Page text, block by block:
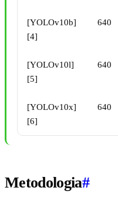
[YOLOv10b]
[4]
640
[YOLOv10l]
[5]
640
[YOLOv10x]
[6]
640
Metodologia#